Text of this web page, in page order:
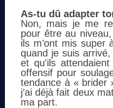
As-tu dû adapter
Non, mais je me
pour être au
ils m’ont mis super
quand je suis arrivé,
et qu'ils
offensif pour
tendance à « brider
j’ai déjà fait deux
ma part.